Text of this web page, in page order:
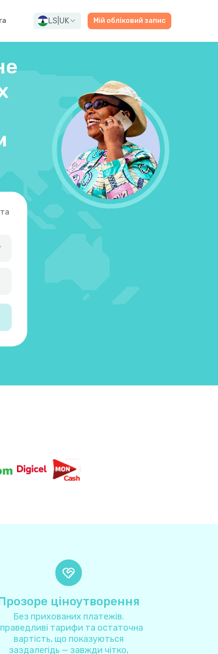
LS UK Мій обліковий запис
ціноутворення
Без прихованих платежів.
тарифи та остаточна
вартість, що показуються
заздалегідь — завжди чітко,